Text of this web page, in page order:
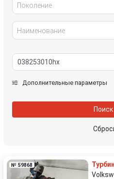
Kia
Land Rover
Mazda
Nissan
Поколение
Наименование
Дополнительные параметры
Поиск
№ 59868